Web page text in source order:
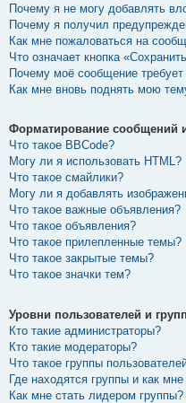
Почему я не могу добавлять
Почему я получил
Как мне пожаловаться на
Что означает кнопка
Почему моё сообщение требует
Как мне вновь поднять мою
Форматирование сообщений
Что такое BBCode?
Могу ли я использовать HTML?
Что такое смайлики?
Могу ли я добавлять
Что такое важные объявления?
Что такое объявления?
Что такое прилепленные темы?
Что такое закрытые темы?
Что такое значки тем?
Уровни пользователей и
Кто такие администраторы?
Кто такие модераторы?
Что такое группы
Где находятся группы и как
Как мне стать лидером группы?